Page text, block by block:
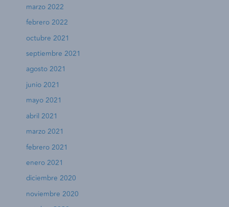
marzo 2022
febrero 2022
octubre 2021
septiembre 2021
agosto 2021
junio 2021
mayo 2021
abril 2021
marzo 2021
febrero 2021
enero 2021
diciembre 2020
noviembre 2020